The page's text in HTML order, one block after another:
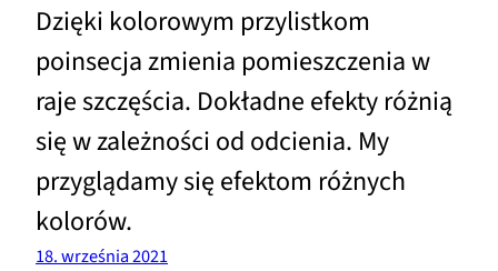
Dzięki kolorowym przylistkom
poinsecja zmienia pomieszczenia w
raje szczęścia. Dokładne efekty różnią
się w zależności od odcienia. My
przyglądamy się efektom różnych
kolorów.
18. września 2021